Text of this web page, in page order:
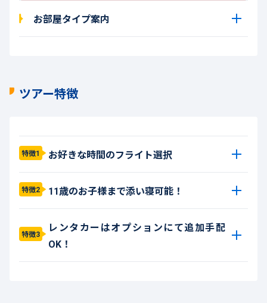
お部屋タイプ案内
ツアー特徴
特徴1 お好きな時間のフライト選択
特徴2 11歳のお子様まで添い寝可能！
特徴3
レンタカーはオプションにて追加手配
OK！